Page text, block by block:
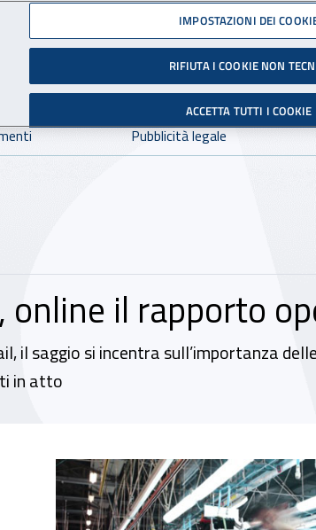
contro gli Infortuni
Facebook - Sito
X - Sito
Dove cercare:
Pubblicità legale
il rapporto
il saggio si incentra sull’importanza
in atto
operativo
IMPOSTAZIONI DEI
RIFIUTA I COOKIE NON
ACCETTA TUTTI I COOKIE